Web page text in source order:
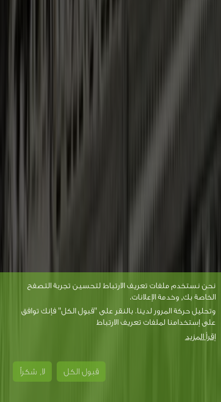
نحن نستخدم ملفات تعريف الارتباط لتحسين تجربة التصفح
الخاصة بك, وخدمة الإعلانات،
وتحليل حركة المرور لدينا. بالنقر على "قبول الكل" فإنك توافق
على إستخدامنا لملفات تعريف الارتباط
إقرأ المزيد
قبول الكل لا, شكراً